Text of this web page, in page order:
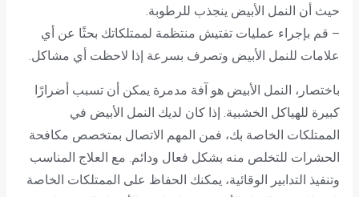
حيث أن النمل الأبيض ينجذب للرطوبة.
– قم بإجراء عمليات تفتيش منتظمة لممتلكاتك بحثًا عن أي
علامات للنمل الأبيض وتصرف بسرعة إذا لاحظت أي مشاكل.
باختصار، النمل الأبيض هو آفة مدمرة يمكن أن تسبب أضرارًا
كبيرة للهياكل الخشبية. إذا كان لديك النمل الأبيض في
الممتلكات الخاصة بك، فمن المهم الاتصال بمتخصص مكافحة
الحشرات للتخلص منه بشكل فعال ودائم. مع العلاج المناسب
وتنفيذ التدابير الوقائية، يمكنك الحفاظ على الممتلكات الخاصة